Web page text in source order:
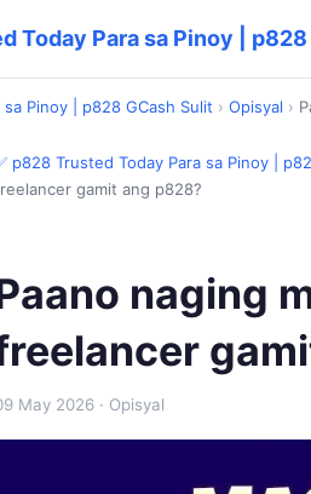
Today Para sa Pinoy |
Pinoy | p828 GCash Sulit › Opisyal ›
p828 Trusted Today Para sa Pinoy |
gamit ang p828?
naging
May 2026 · Opisyal